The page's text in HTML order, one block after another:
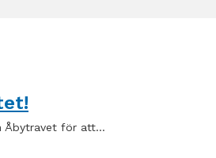
Åbytravet för att…